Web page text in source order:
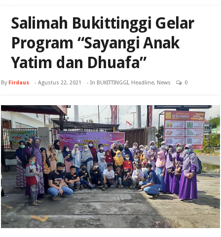
Salimah Bukittinggi Gelar
Program “Sayangi Anak
Yatim dan Dhuafa”
By Firdaus -Agustus 22, 2021 - In BUKITTINGGI, Headline, News 0